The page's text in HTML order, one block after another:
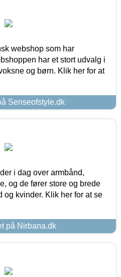
webshop som har
har et stort udvalg i
og børn. Klik her for at
Senseofstyle.dk
i dag over armbånd,
og de fører store og brede
kvinder. Klik her for at se
på Nirbana.dk